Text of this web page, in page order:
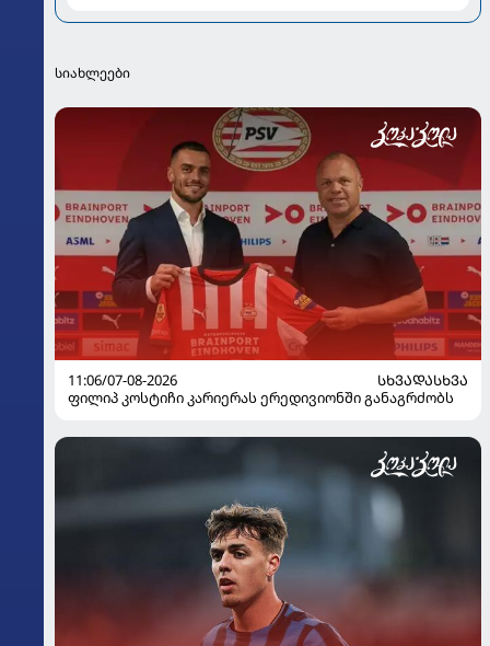
სიახლეები
11:06/07-08-2026
ᲡᲮᲕᲐᲓᲐᲡᲮᲕᲐ
ფილიპ კოსტიჩი კარიერას ერედივიონში განაგრძობს